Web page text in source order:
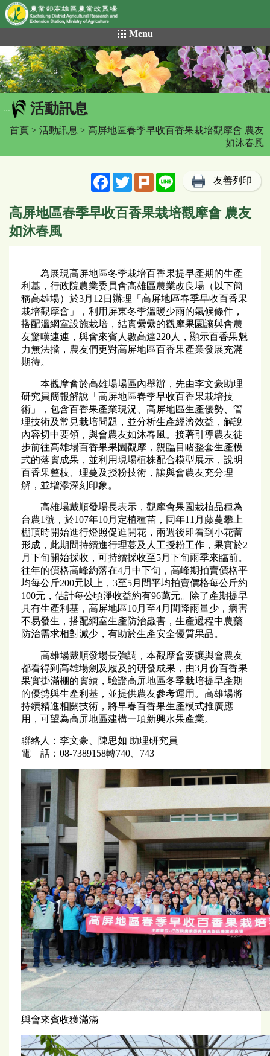
網頁置頂
到
主
要
內
容
區
Menu
::: 活動訊息
首頁 > 活動訊息 > 高屏地區春季早收百香果栽培觀摩會 農友
如沐春風
FacebookTwitterPlurk Line 友善列印
高屏地區春季早收百香果栽培觀摩會 農友
如沐春風
為展現高屏地區冬季栽培百香果提早產期的生產
利基，行政院農業委員會高雄區農業改良場（以下簡
稱高雄場）於3月12日辦理「高屏地區春季早收百香果
栽培觀摩會」，利用屏東冬季溫暖少雨的氣候條件，
搭配溫網室設施栽培，結實纍纍的觀摩果園讓與會農
友驚嘆連連，與會來賓人數高達220人，顯示百香果魅
力無法擋，農友們更對高屏地區百香果產業發展充滿
期待。
本觀摩會於高雄場場區內舉辦，先由李文豪助理
研究員簡報解說「高屏地區春季早收百香果栽培技
術」，包含百香果產業現況、高屏地區生產優勢、管
理技術及常見栽培問題，並分析生產經濟效益，解說
內容切中要領，與會農友如沐春風。接著引導農友徒
步前往高雄場百香果果園觀摩，親臨目睹整套生產模
式的落實成果，並利用現場植株配合模型展示，說明
百香果整枝、理蔓及授粉技術，讓與會農友充分理
解，並增添深刻印象。
高雄場戴順發場長表示，觀摩會果園栽植品種為
台農1號，於107年10月定植種苗，同年11月藤蔓攀上
棚頂時開始進行燈照促進開花，兩週後即看到小花蕾
形成，此期間持續進行理蔓及人工授粉工作，果實於2
月下旬開始採收，可持續採收至5月下旬雨季來臨前。
往年的價格高峰約落在4月中下旬，高峰期拍賣價格平
均每公斤200元以上，3至5月間平均拍賣價格每公斤約
100元，估計每公頃淨收益約有96萬元。除了產期提早
具有生產利基，高屏地區10月至4月間降雨量少，病害
不易發生，搭配網室生產防治蟲害，生產過程中農藥
防治需求相對減少，有助於生產安全優質果品。
高雄場戴順發場長強調，本觀摩會要讓與會農友
都看得到高雄場劍及履及的研發成果，由3月份百香果
果實掛滿棚的實績，驗證高屏地區冬季栽培提早產期
的優勢與生產利基，並提供農友參考運用。高雄場將
持續精進相關技術，將早春百香果生產模式推廣應
用，可望為高屏地區建構一項新興水果產業。
聯絡人：李文豪、陳思如 助理研究員
電 話：08-7389158轉740、743
與會來賓收獲滿滿